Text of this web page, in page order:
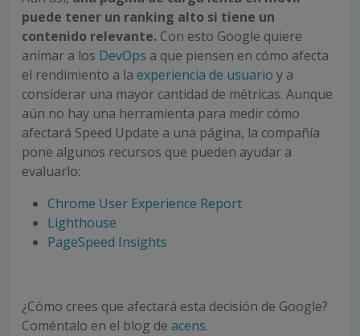
puede tener un ranking alto si tiene un
contenido relevante. Con esto Google quiere
animar a los DevOps a que piensen en cómo afecta
el rendimiento a la experiencia de usuario y a
considerar una mayor cantidad de métricas. Aunque
aún no hay una herramienta para medir cómo
afectará Speed Update a una página, la compañía
pone algunos recursos que pueden ayudar a
evaluarlo:
Chrome User Experience Report
Lighthouse
PageSpeed Insights
¿Cómo crees que afectará esta decisión de Google?
Coméntalo en el blog de acens.